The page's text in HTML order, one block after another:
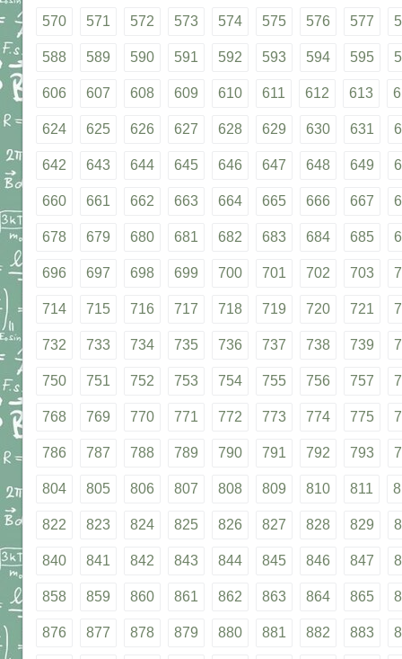
570 571 572 573 574 575 576 577
588 589 590 591 592 593 594 595
606 607 608 609 610 611 612 613
624 625 626 627 628 629 630 631
642 643 644 645 646 647 648 649
660 661 662 663 664 665 666 667
678 679 680 681 682 683 684 685
696 697 698 699 700 701 702 703
714 715 716 717 718 719 720 721
732 733 734 735 736 737 738 739
750 751 752 753 754 755 756 757
768 769 770 771 772 773 774 775
786 787 788 789 790 791 792 793
804 805 806 807 808 809 810 811
822 823 824 825 826 827 828 829
840 841 842 843 844 845 846 847
858 859 860 861 862 863 864 865
876 877 878 879 880 881 882 883